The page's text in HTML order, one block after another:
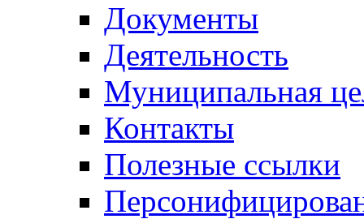
Документы
Деятельность
Муниципальная
Контакты
Полезные ссылки